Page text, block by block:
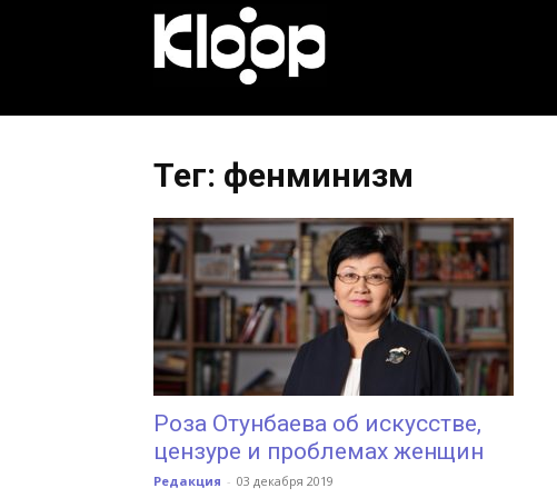
Новости
Кыргызстана
Тег: фенминизм
Роза Отунбаева об искусстве,
цензуре и проблемах женщин
Редакция - 03 декабря 2019